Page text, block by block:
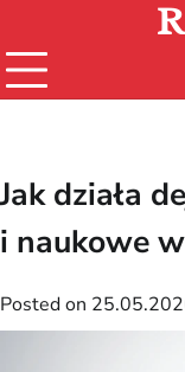
content
Jak działa
i naukowe
Posted on